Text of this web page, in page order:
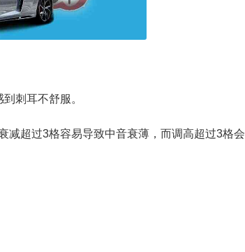
刺耳不舒服。
减超过3格容易导致中音衰薄，而调高超过3格会